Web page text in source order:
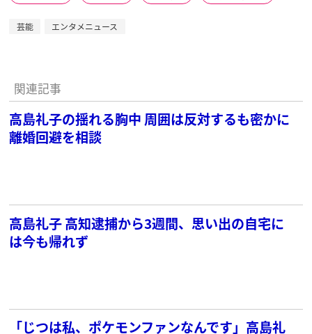
芸能 エンタメニュース
関連記事
高島礼子の揺れる胸中 周囲は反対するも密かに
離婚回避を相談
高島礼子 高知逮捕から3週間、思い出の自宅に
は今も帰れず
「じつは私、ポケモンファンなんです」高島礼